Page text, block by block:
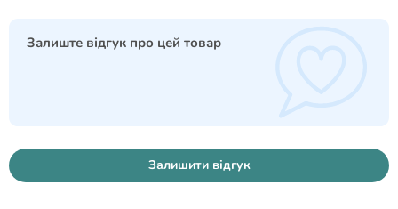
Залиште відгук про цей товар
Залишити відгук